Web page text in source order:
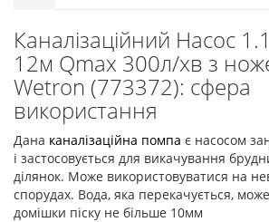
Каналізаційний Насос
12м Qmax 300л/хв з
Wetron (773372): сфера
використання
Дана каналізаційна помпа є насосом
і застосовується для викачування
ділянок. Може використовуватися на
спорудах. Вода, яка перекачується,
домішки піску не більше 10мм